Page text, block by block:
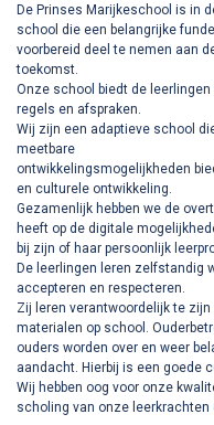
De Prinses Marijkeschool is in
school die een belangrijke
voorbereid deel te nemen aan
toekomst.
Onze school biedt de
regels en afspraken.
Wij zijn een adaptieve school
meetbare
ontwikkelingsmogelijkheden
en culturele ontwikkeling.
Gezamenlijk hebben we de
heeft op de digitale
bij zijn of haar persoonlijk
De leerlingen leren zelfstandig
accepteren en respecteren.
Zij leren verantwoordelijk te
materialen op school.
ouders worden over en weer
aandacht. Hierbij is een goede
Wij hebben oog voor onze
scholing van onze leerkrachten